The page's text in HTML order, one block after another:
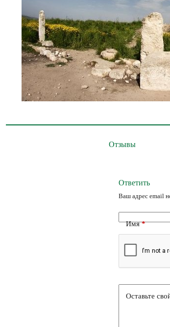
Отзывы
Ответить
Ваш адрес email
Имя*
Оставьте